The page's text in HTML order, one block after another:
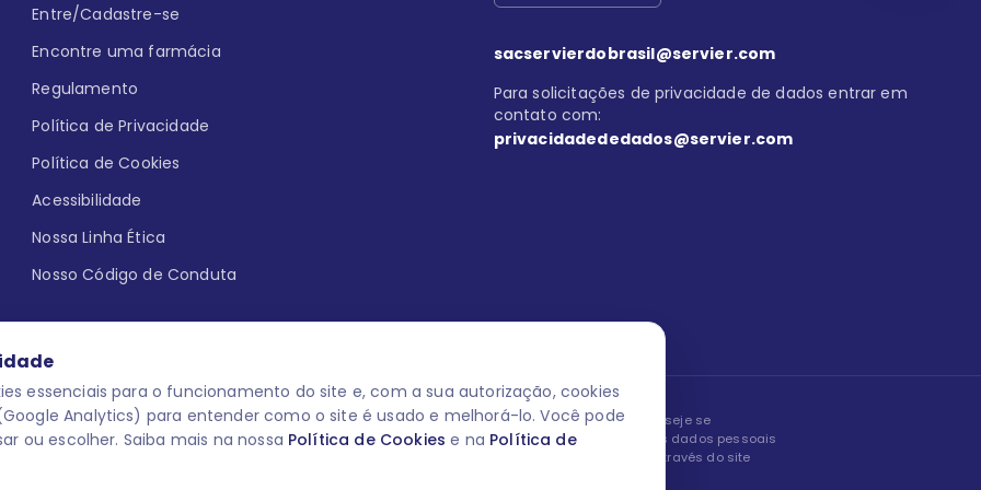
essenciais para o funcionamento do site e, com a sua autorização, cookies
Analytics) para entender como o site é usado e melhorá-lo. Você pode
ou escolher. Saiba mais na nossa Política de Cookies e na Política de
Entre/Cadastre-se
Encontre uma farmácia
Regulamento
Política de Privacidade
Política de Cookies
Acessibilidade
Nossa Linha Ética
Nosso Código de Conduta
sacservierdobrasil@servier.com
Para solicitações de privacidade de dados entrar em
contato com:
privacidadededados@servier.com
aqui uma reação adversa com
para o público leigo e para os
medicamentos. M-AS ONE-
O laboratório Servier do Brasil respeita os seus dados! Caso deseje se
descredenciar do Programa e apagar, editar ou corrigir os seus dados pessoais
você pode fazê-lo a qualquer momento entrando em contato através do site